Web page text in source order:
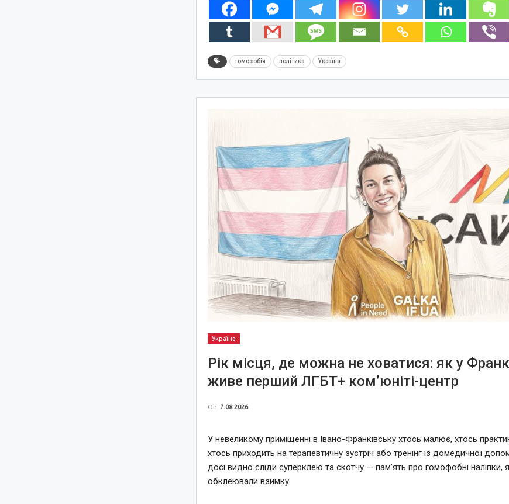
гомофобія політика Україна
Україна
Рік місця, де можна не ховатися: як у
живе перший ЛГБТ+ ком’юніті-центр
On 7.08.2026
У невеликому приміщенні в Івано-Франківську хтось малює, хтось
хтось приходить на терапевтичну зустріч або тренінг із домедичної
досі видно сліди суперклею та скотчу — пам’ять про гомофобні наліпки,
обклеювали взимку.